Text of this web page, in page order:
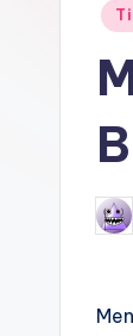
by